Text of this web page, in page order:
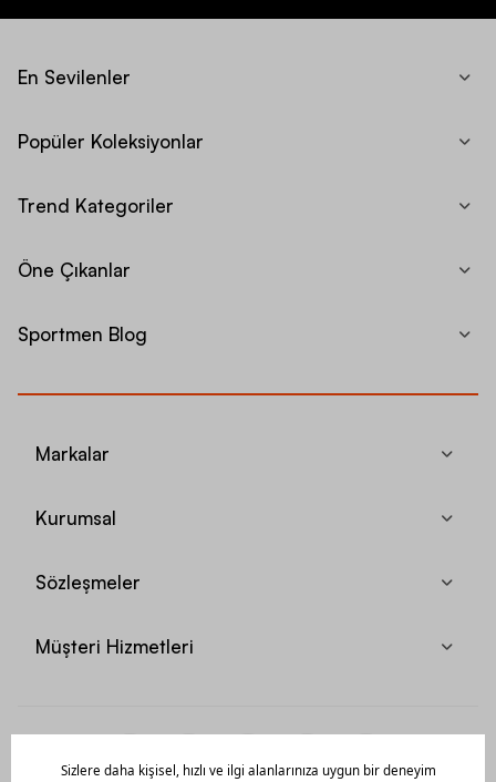
En Sevilenler
Popüler Koleksiyonlar
Trend Kategoriler
Öne Çıkanlar
Sportmen Blog
Markalar
Kurumsal
Sözleşmeler
Müşteri Hizmetleri